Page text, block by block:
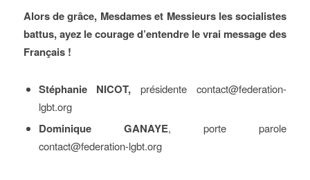
Alors de grâce, Mesdames et Messieurs les socialistes
battus, ayez le courage d’entendre le vrai message des
Français !
Stéphanie NICOT, présidente contact@federation-
lgbt.org
Dominique GANAYE, porte parole
contact@federation-lgbt.org